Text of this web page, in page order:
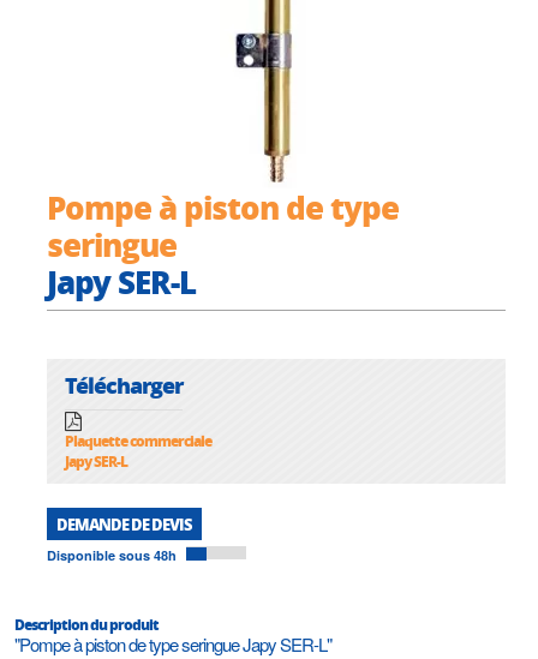
Pompe à piston de type
seringue
Japy SER-L
Télécharger
Plaquette commerciale
Japy SER-L
DEMANDE DE DEVIS
Disponible sous 48h
Description du produit
"Pompe à piston de type seringue Japy SER-L"